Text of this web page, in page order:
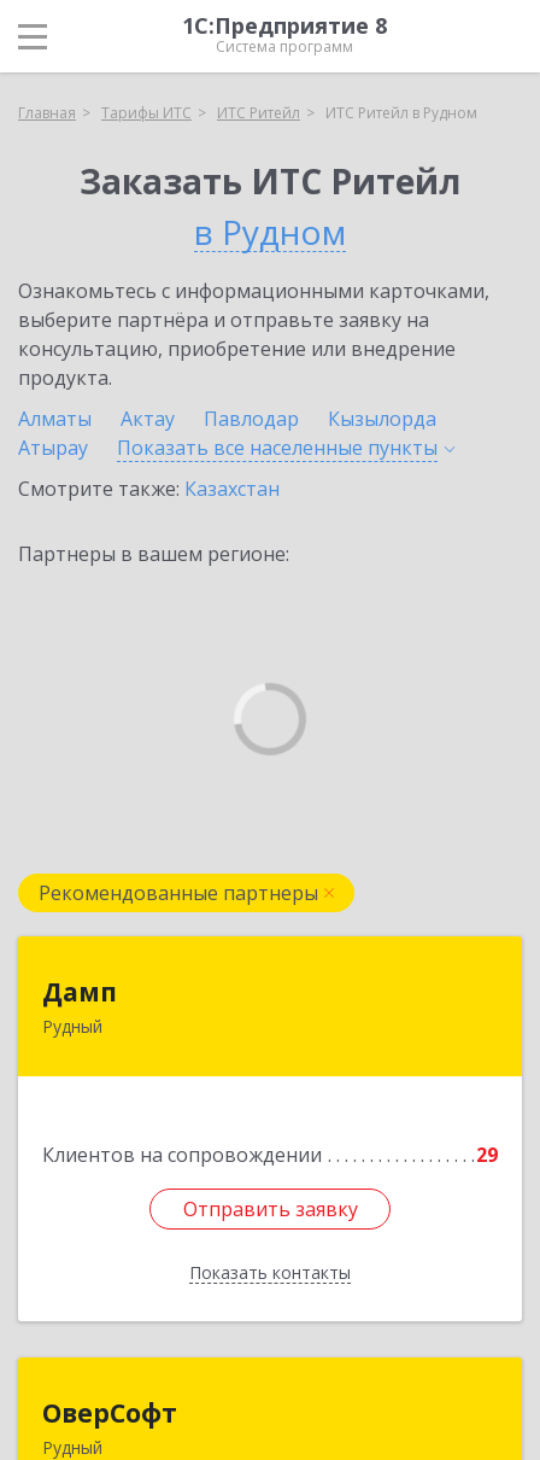
1С:Предприятие 8
Система программ
Главная Тарифы ИТС ИТС Ритейл ИТС Ритейл в Рудном
Заказать ИТС Ритейл
в Рудном
Ознакомьтесь с информационными карточками,
выберите партнёра и отправьте заявку на
консультацию, приобретение или внедрение
продукта.
Алматы
Актау Павлодар
Кызылорда
Атырау
Показать все населенные пункты
Смотрите также: Казахстан
Партнеры в вашем регионе:
Рекомендованные партнеры
Дамп
Рудный
Клиентов на сопровождении 29
Отправить заявку
Показать контакты
Казахстан, Костанайская обл., г. Рудный, р-он
Отправить заявку
Назад
ОверСофт
Рудный